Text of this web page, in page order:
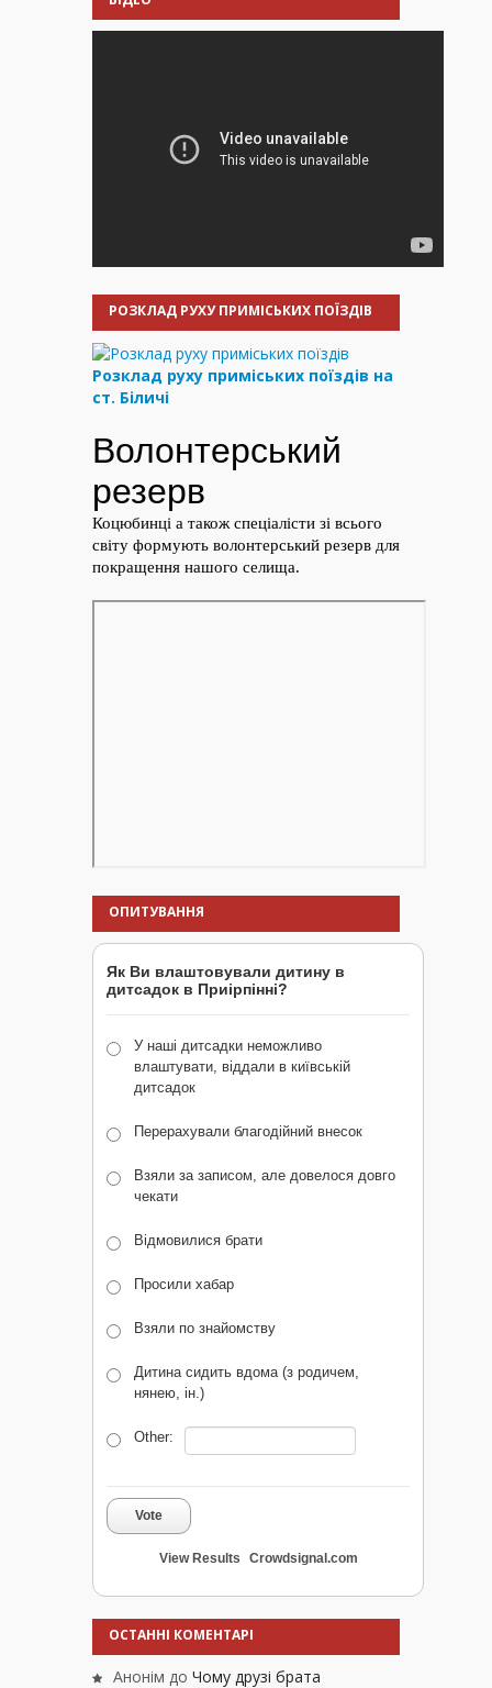
РОЗКЛАД РУХУ ПРИМІСЬКИХ ПОЇЗДІВ
Розклад руху приміських поїздів на
ст. Біличі
ОПИТУВАННЯ
Як Ви влаштовували дитину в
дитсадок в Приірпінні?
У наші дитсадки неможливо
влаштувати, віддали в київській
дитсадок
Перерахували благодійний внесок
Взяли за записом, але довелося довго
чекати
Відмовилися брати
Просили хабар
Взяли по знайомству
Дитина сидить вдома (з родичем,
нянею, ін.)
Other:
Vote
View Results Crowdsignal.com
ОСТАННІ КОМЕНТАРІ
Анонім до Чому друзі брата